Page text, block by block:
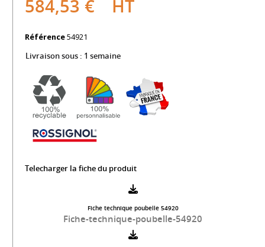
584,53 € HT
Référence54921
Livraison sous : 1 semaine
Telecharger la fiche du produit
Fiche technique poubelle 54920
Fiche-technique-poubelle-54920